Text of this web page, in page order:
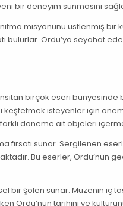
bir deneyim sunmasını
misyonunu üstlenmiş
bulurlar. Ordu’ya seyahat
birçok eseri
keşfetmek isteyenler için
döneme ait objeleri
fırsatı sunar. Sergilenen
Bu eserler, Ordu’nun
bir şölen sunar. Müzenin iç
Ordu’nun tarihini ve